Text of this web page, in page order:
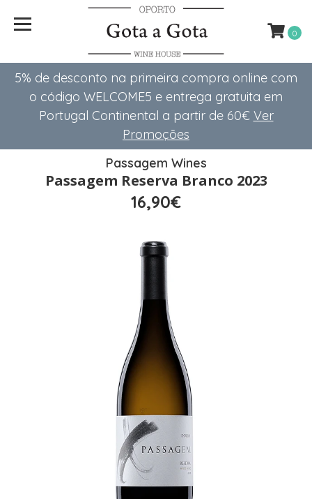
5% de desconto na primeira compra online com
o código WELCOME5 e entrega gratuita em
Portugal Continental a partir de 60€ Ver
Promoções
0
Passagem Wines
Passagem Reserva Branco 2023
16,90€